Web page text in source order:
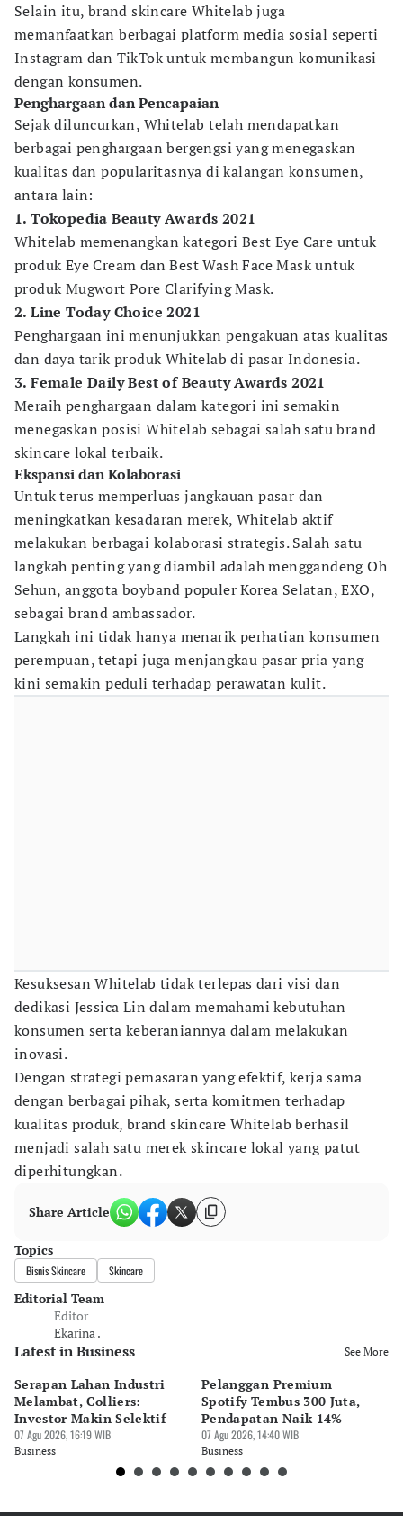
Selain itu, brand skincare Whitelab juga
memanfaatkan berbagai platform media sosial seperti
Instagram dan TikTok untuk membangun komunikasi
dengan konsumen.
Penghargaan dan Pencapaian
Sejak diluncurkan, Whitelab telah mendapatkan
berbagai penghargaan bergengsi yang menegaskan
kualitas dan popularitasnya di kalangan konsumen,
antara lain:
1. Tokopedia Beauty Awards 2021
Whitelab memenangkan kategori Best Eye Care untuk
produk Eye Cream dan Best Wash Face Mask untuk
produk Mugwort Pore Clarifying Mask.
2. Line Today Choice 2021
Penghargaan ini menunjukkan pengakuan atas kualitas
dan daya tarik produk Whitelab di pasar Indonesia.
3. Female Daily Best of Beauty Awards 2021
Meraih penghargaan dalam kategori ini semakin
menegaskan posisi Whitelab sebagai salah satu brand
skincare lokal terbaik.
Ekspansi dan Kolaborasi
Untuk terus memperluas jangkauan pasar dan
meningkatkan kesadaran merek, Whitelab aktif
melakukan berbagai kolaborasi strategis. Salah satu
langkah penting yang diambil adalah menggandeng Oh
Sehun, anggota boyband populer Korea Selatan, EXO,
sebagai brand ambassador.
Langkah ini tidak hanya menarik perhatian konsumen
perempuan, tetapi juga menjangkau pasar pria yang
kini semakin peduli terhadap perawatan kulit.
Kesuksesan Whitelab tidak terlepas dari visi dan
dedikasi Jessica Lin dalam memahami kebutuhan
konsumen serta keberaniannya dalam melakukan
inovasi.
Dengan strategi pemasaran yang efektif, kerja sama
dengan berbagai pihak, serta komitmen terhadap
kualitas produk, brand skincare Whitelab berhasil
menjadi salah satu merek skincare lokal yang patut
diperhitungkan.
Share Article
Topics
Bisnis Skincare Skincare
Editorial Team
Editor
Ekarina .
Latest in Business See More
Serapan Lahan Industri
Melambat, Colliers:
Investor Makin Selektif
07 Agu 2026, 16:19 WIB
Business
Pelanggan Premium
Spotify Tembus 300 Juta,
Pendapatan Naik 14%
07 Agu 2026, 14:40 WIB
Business